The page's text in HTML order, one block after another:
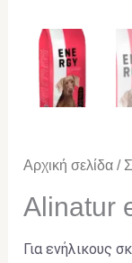
Αρχική σελίδα /
Alinatur
Για ενήλικους